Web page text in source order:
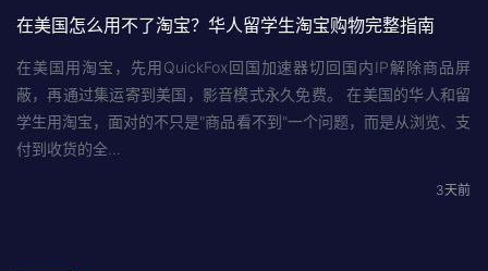
在美国怎么用不了淘宝？华人留学生淘宝购物完整指南
在美国用淘宝，先用QuickFox回国加速器切回国内IP解除商品屏
蔽，再通过集运寄到美国，影音模式永久免费。 在美国的华人和留
学生用淘宝，面对的不只是"商品看不到"一个问题，而是从浏览、支
付到收货的全…
3天前